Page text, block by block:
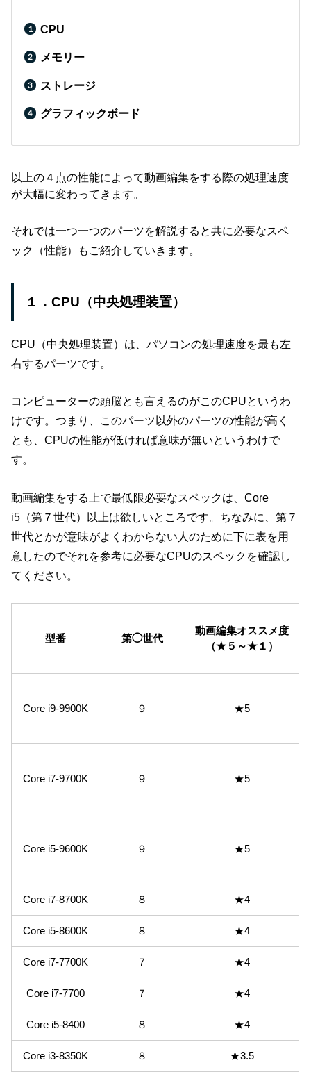
CPU
メモリー
ストレージ
グラフィックボード
以上の４点の性能によって動画編集をする際の処理速度
が大幅に変わってきます。
それでは一つ一つのパーツを解説すると共に必要なスペ
ック（性能）もご紹介していきます。
１．CPU（中央処理装置）
CPU（中央処理装置）は、パソコンの処理速度を最も左
右するパーツです。
コンピューターの頭脳とも言えるのがこのCPUというわ
けです。つまり、このパーツ以外のパーツの性能が高く
とも、CPUの性能が低ければ意味が無いというわけで
す。
動画編集をする上で最低限必要なスペックは、Core
i5（第７世代）以上は欲しいところです。ちなみに、第７
世代とかが意味がよくわからない人のために下に表を用
意したのでそれを参考に必要なCPUのスペックを確認し
てください。
型番 第◯世代
動画編集オススメ度
（★５～★１）
Core i9-9900K ９ ★5
Core i7-9700K ９ ★5
Core i5-9600K ９ ★5
Core i7-8700K ８ ★4
Core i5-8600K ８ ★4
Core i7-7700K ７ ★4
Core i7-7700 ７ ★4
Core i5-8400 ８ ★4
Core i3-8350K ８ ★3.5